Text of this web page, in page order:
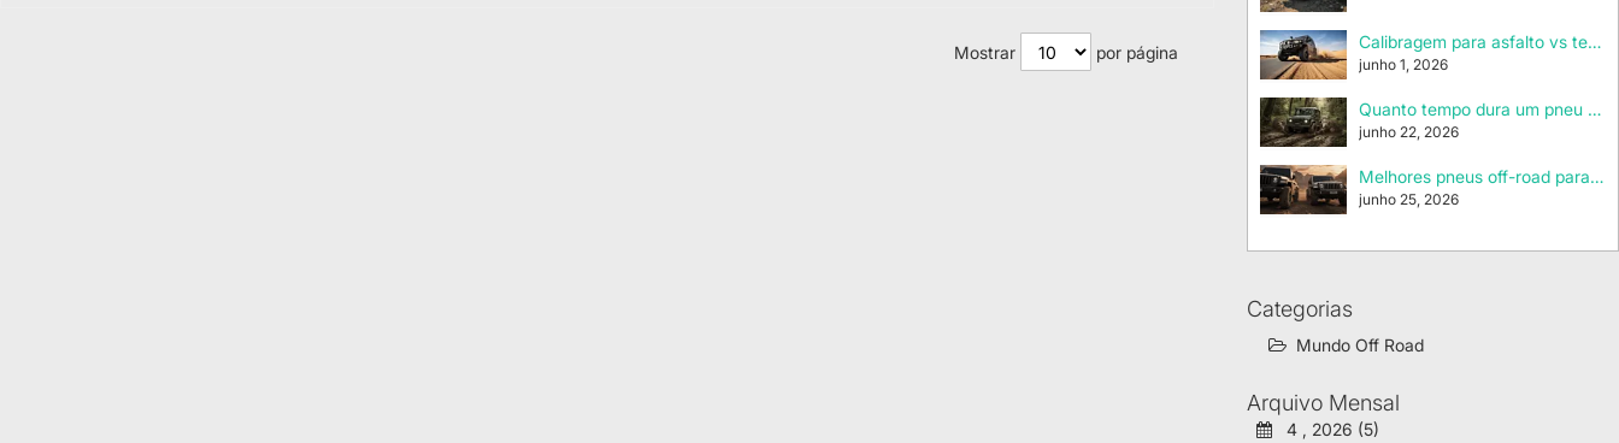
Mostrar por página
Calibragem para asfalto vs terra vs areia: o básico para não destruir o pneu
junho 1, 2026
Quanto tempo dura um pneu off-road? Fatores que mais influenciam
junho 22, 2026
Melhores pneus off-road para Jeep/Troller: como escolher sem arrependimento
junho 25, 2026
Categorias
Mundo Off Road
Arquivo Mensal
4 , 2026 (5)